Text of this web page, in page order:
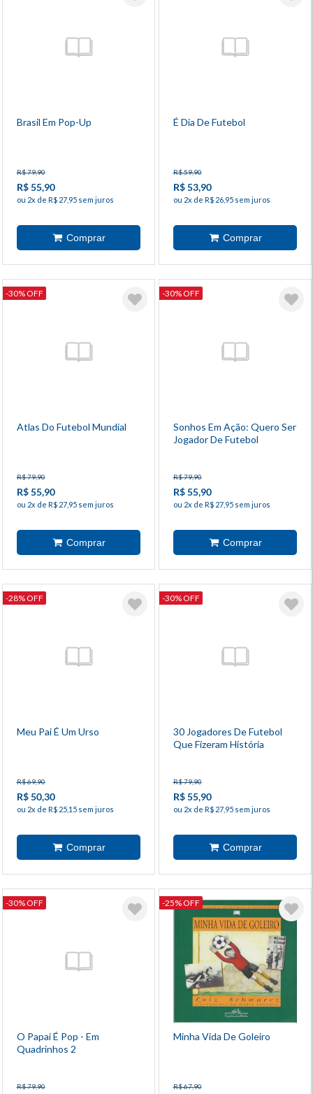
Brasil Em Pop-Up
R$ 79,90
R$ 55,90
ou 2x de R$ 27,95 sem juros
É Dia De Futebol
R$ 59,90
R$ 53,90
ou 2x de R$ 26,95 sem juros
-30% OFF
Atlas Do Futebol Mundial
R$ 79,90
R$ 55,90
ou 2x de R$ 27,95 sem juros
-30% OFF
Sonhos Em Ação: Quero Ser
Jogador De Futebol
R$ 79,90
R$ 55,90
ou 2x de R$ 27,95 sem juros
-28% OFF
Meu Pai É Um Urso
R$ 69,90
R$ 50,30
ou 2x de R$ 25,15 sem juros
-30% OFF
30 Jogadores De Futebol
Que Fizeram História
R$ 79,90
R$ 55,90
ou 2x de R$ 27,95 sem juros
-30% OFF
O Papai É Pop - Em
Quadrinhos 2
R$ 79,90
-25% OFF
Minha Vida De Goleiro
R$ 67,90